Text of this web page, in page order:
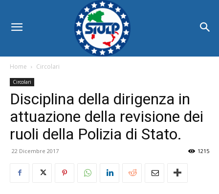
Home Circolari
Circolari
Disciplina della dirigenza in
attuazione della revisione dei
ruoli della Polizia di Stato.
22 Dicembre 2017 1215